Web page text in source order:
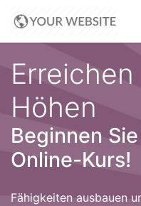
Höhen
Beginnen
Online-Kurs!
Fähigkeiten ausbauen